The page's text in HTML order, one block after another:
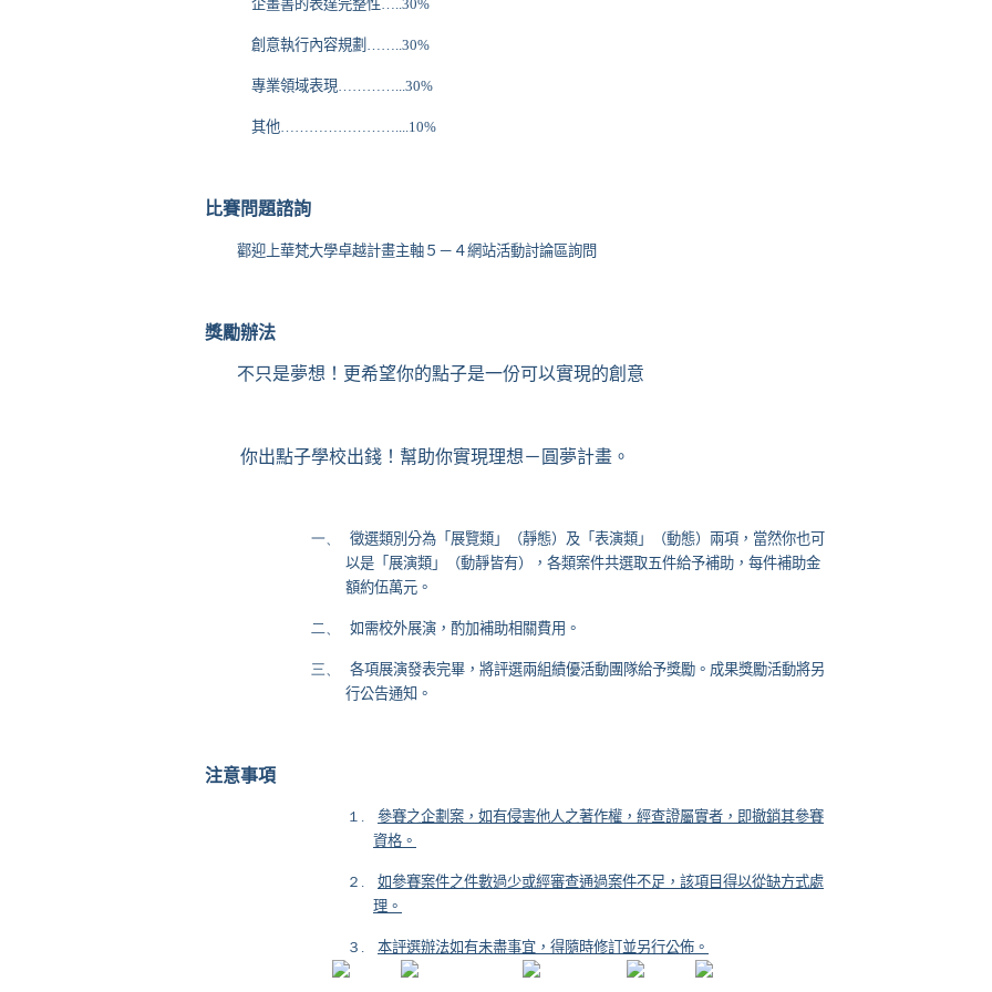
企畫書的表達完整性…..30%
創意執行內容規劃 ……..30%
專業領域表現…………...30%
其他……………………....10%
比賽問題諮詢
酄迎上華梵大學卓越計畫主軸５－４網站活動討論區詢問
獎勵辦法
不只是夢想！更希望你的點子是一份可以實現的創意
你出點子學校出錢！幫助你實現理想－圓夢計畫。
一、
徵選類別分為「展覽類」（靜態）及「表演類」（動態）兩項，當然你也可
以是「展演類」（動靜皆有），各類案件共選取五件給予補助，每件補助金
額約伍萬元。
二、 如需校外展演，酌加補助相關費用。
三、
各項展演發表完畢，將評選兩組績優活動團隊給予獎勵。成果獎勵活動將另
行公告通知。
注意事項
１.
參賽之企劃案，如有侵害他人之著作權，經查證屬實者，即撤銷其參賽
資格。
２.
如參賽案件之件數過少或經審查通過案件不足，該項目得以從缺方式處
理。
３. 本評選辦法如有未盡事宜，得隨時修訂並另行公佈。